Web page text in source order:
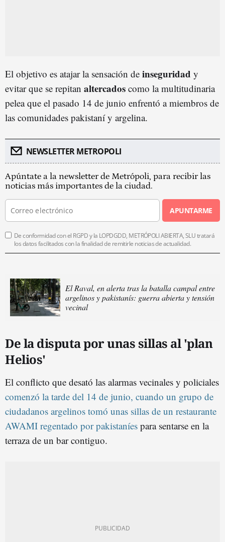
El objetivo es atajar la sensación de inseguridad y
evitar que se repitan altercados como la multitudinaria
pelea que el pasado 14 de junio enfrentó a miembros de
las comunidades pakistaní y argelina.
NEWSLETTER METROPOLI
Apúntate a la newsletter de Metrópoli, para recibir las
noticias más importantes de la ciudad.
APUNTARME
De conformidad con el RGPD y la LOPDGDD, METRÓPOLI ABIERTA, SLU tratará
los datos facilitados con la finalidad de remitirle noticias de actualidad.
El Raval, en alerta tras la batalla campal entre
argelinos y pakistanís: guerra abierta y tensión
vecinal
De la disputa por unas sillas al 'plan
Helios'
El conflicto que desató las alarmas vecinales y policiales
comenzó la tarde del 14 de junio, cuando un grupo de
ciudadanos argelinos tomó unas sillas de un restaurante
AWAMI regentado por pakistaníes para sentarse en la
terraza de un bar contiguo.